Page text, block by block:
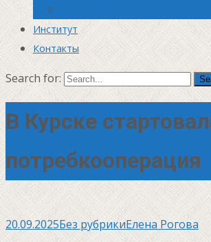
Институт
Контакты
Search for:
В Курске
потребкооперация
20.09.2025Без рубрикиЕлена Рогова